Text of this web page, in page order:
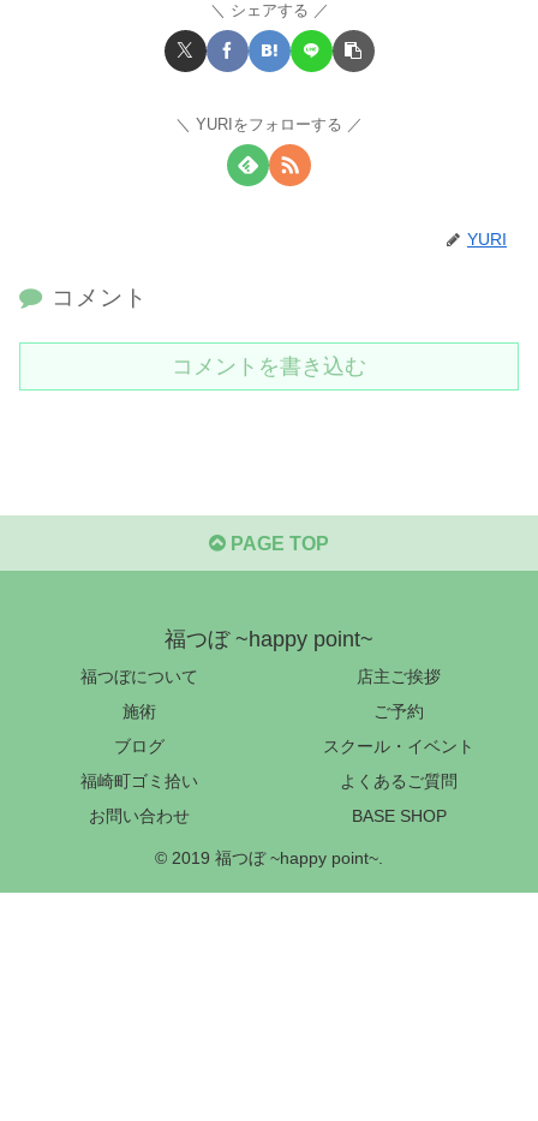
シェアする
YURIをフォローする
YURI
コメント
コメントを書き込む
PAGE TOP
福つぼ ~happy point~
福つぼについて
店主ご挨拶
施術
ご予約
ブログ
スクール・イベント
福崎町ゴミ拾い
よくあるご質問
お問い合わせ
BASE SHOP
© 2019 福つぼ ~happy point~.